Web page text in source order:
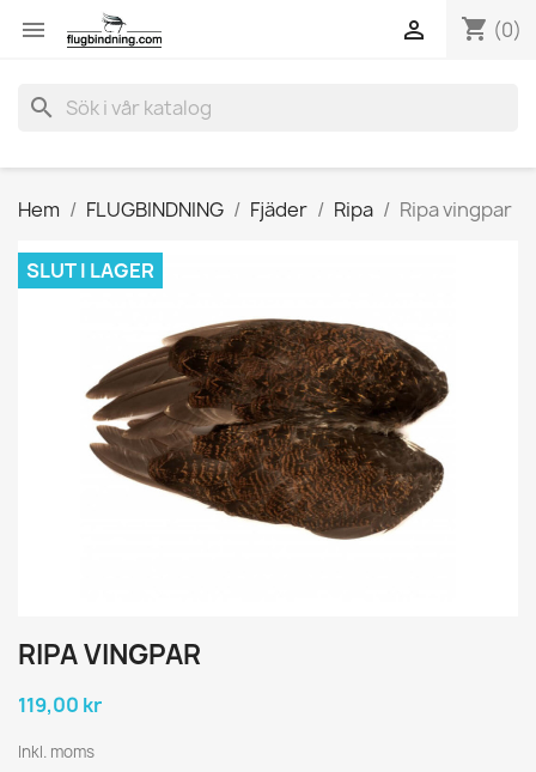
 shopping_cart (0)

search
Hem FLUGBINDNING Fjäder Ripa Ripa vingpar
SLUT I LAGER
RIPA VINGPAR
119,00 kr
Inkl. moms